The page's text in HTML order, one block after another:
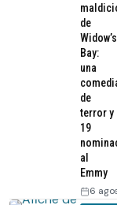
de
Widow’s
Bay:
una
de
terror y
19
al
Emmy
6